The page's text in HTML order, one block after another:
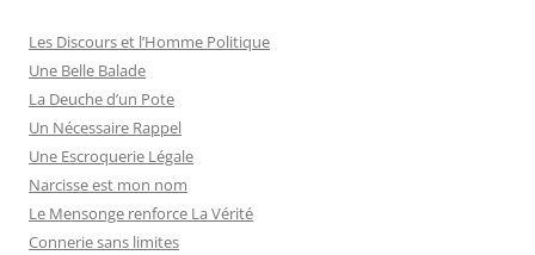
Les Discours et l’Homme Politique
Une Belle Balade
La Deuche d’un Pote
Un Nécessaire Rappel
Une Escroquerie Légale
Narcisse est mon nom
Le Mensonge renforce La Vérité
Connerie sans limites